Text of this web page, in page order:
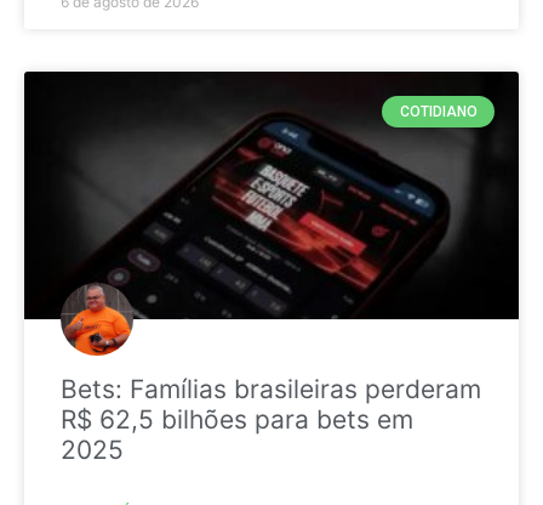
COTIDIANO
Bets: Famílias brasileiras perderam
R$ 62,5 bilhões para bets em
2025